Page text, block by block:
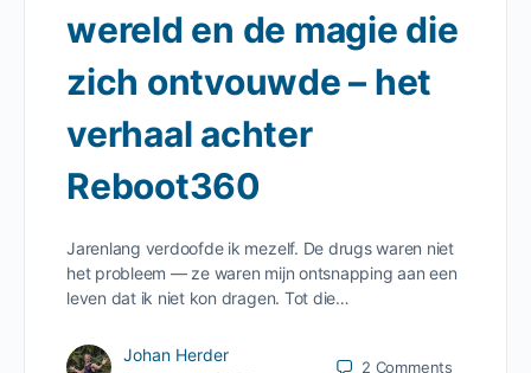
wereld en de magie die
zich ontvouwde – het
verhaal achter
Reboot360
Jarenlang verdoofde ik mezelf. De drugs waren niet
het probleem — ze waren mijn ontsnapping aan een
leven dat ik niet kon dragen. Tot die…
Johan Herder
2 Comments